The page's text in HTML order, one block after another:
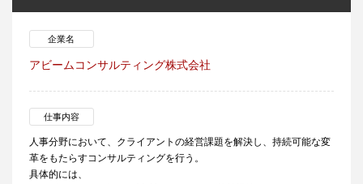
企業名
アビームコンサルティング株式会社
仕事内容
人事分野において、クライアントの経営課題を解決し、持続可能な変
革をもたらすコンサルティングを行う。
具体的には、